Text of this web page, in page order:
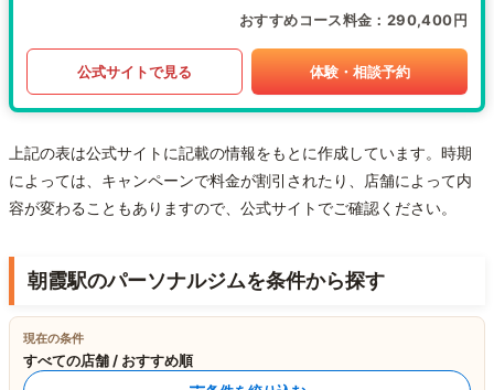
おすすめコース料金 290,400円
公式サイトで見る 体験・相談予約
上記の表は公式サイトに記載の情報をもとに作成しています。時期
によっては、キャンペーンで料金が割引されたり、店舗によって内
容が変わることもありますので、公式サイトでご確認ください。
朝霞駅のパーソナルジムを条件から探す
現在の条件
すべての店舗 / おすすめ順